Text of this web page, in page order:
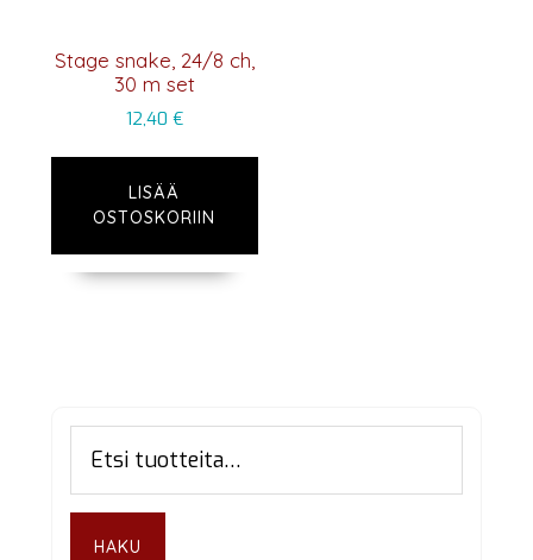
Stage snake, 24/8 ch,
30 m set
12,40 €
LISÄÄ
OSTOSKORIIN
Ensisijainen
sivupalkki
HAKU